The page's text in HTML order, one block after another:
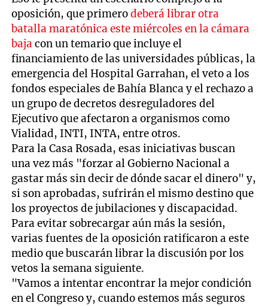
oposición, que primerodeberá librar otra
batalla maratónica este miércoles en la cámara
bajacon un temario que incluye el
financiamiento de las universidades públicas, la
emergencia del Hospital Garrahan, el veto a los
fondos especiales de Bahía Blanca y el rechazo a
un grupo de decretos desreguladores del
Ejecutivo que afectaron a organismos como
Vialidad, INTI, INTA, entre otros.
Para la Casa Rosada, esas iniciativas buscan
una vez más "forzar al Gobierno Nacional a
gastar más sin decir de dónde sacar el dinero" y,
si son aprobadas, sufrirán el mismo destino que
los proyectos de jubilaciones y discapacidad.
Para evitar sobrecargar aún más la sesión,
varias fuentes de la oposición ratificaron a este
medio que buscarán librar la discusión por los
vetos la semana siguiente.
"Vamos a intentar encontrar la mejor condición
en el Congreso y, cuando estemos más seguros